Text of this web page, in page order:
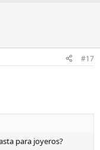
#17
para joyeros?